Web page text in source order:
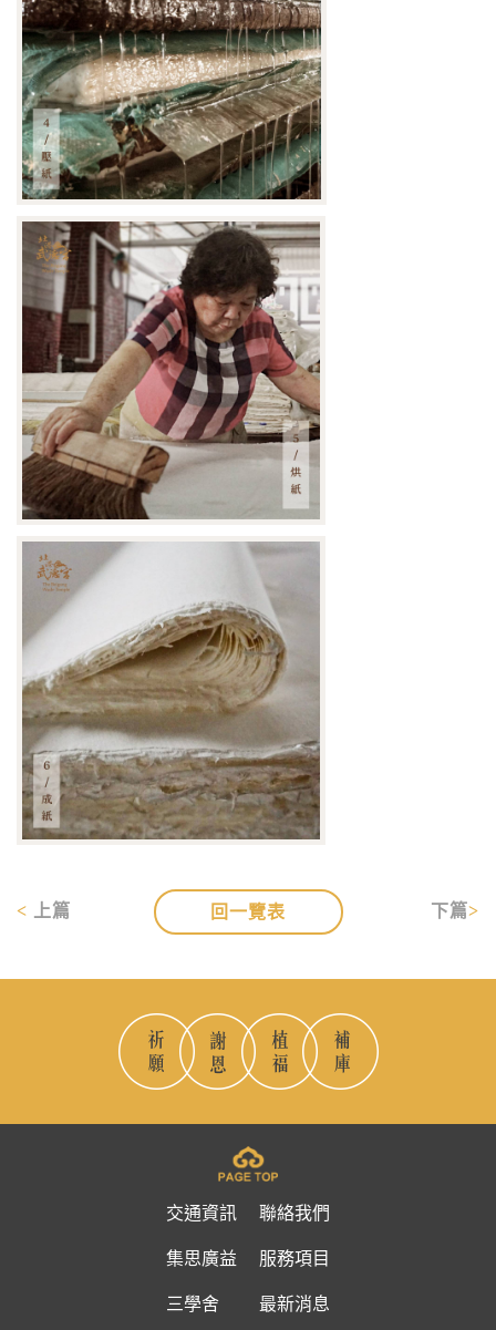
回一覽表
上篇 下篇
交通資訊 聯絡我們
集思廣益 服務項目
三學舍 最新消息